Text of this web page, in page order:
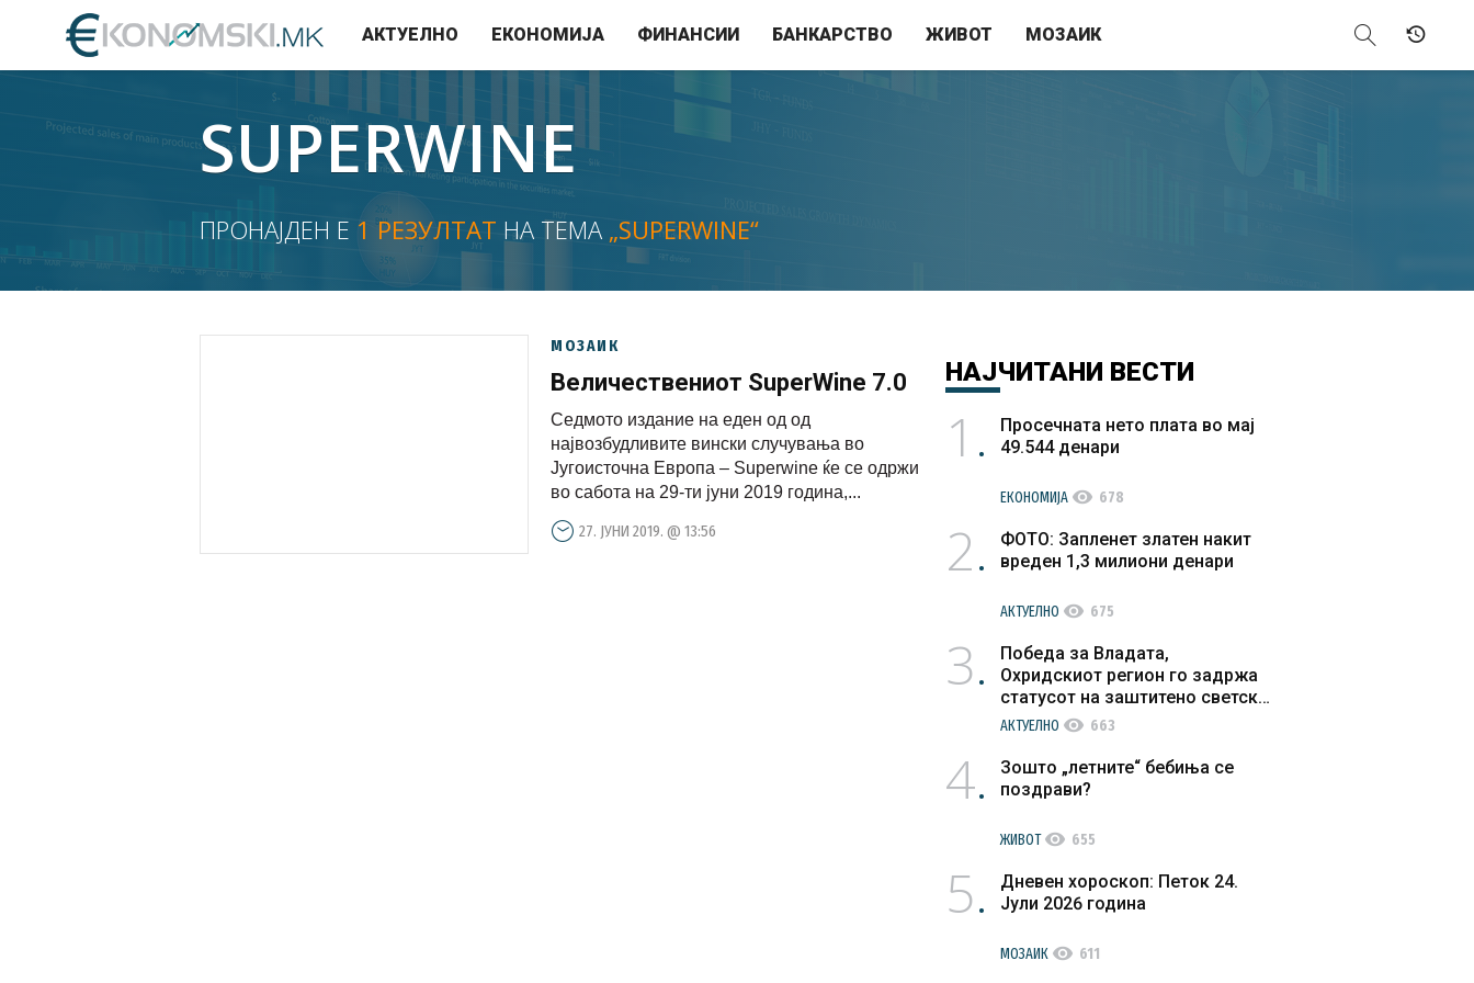
АКТУЕЛНО ЕКОНОМИЈА ФИНАНСИИ БАНКАРСТВО ЖИВОТ МОЗАИК
SUPERWINE
ПРОНАЈДЕН Е 1 РЕЗУЛТАТ НА ТЕМА „SUPERWINE“
МОЗАИК
Величествениот SuperWinе 7.0
Седмото издание на еден од од
највозбудливите вински случувања во
Југоисточна Европа – Superwinе ќе се одржи
во сабота на 29-ти јуни 2019 година,...
27. ЈУНИ 2019. @ 13:56
НАЈЧИТАНИ ВЕСТИ
1
Просечната нето плата во мај
49.544 денари
ЕКОНОМИЈА visibility 678
2
ФОТО: Запленет златен накит
вреден 1,3 милиони денари
АКТУЕЛНО visibility 675
3
Победа за Владата,
Охридскиот регион го задржа
статусот на заштитено светско
културно наследство
АКТУЕЛНО visibility 663
4
Зошто „летните“ бебиња се
поздрави?
ЖИВОТvisibility 655
5
Дневен хороскоп: Петок 24.
Јули 2026 година
МОЗАИК visibility 611